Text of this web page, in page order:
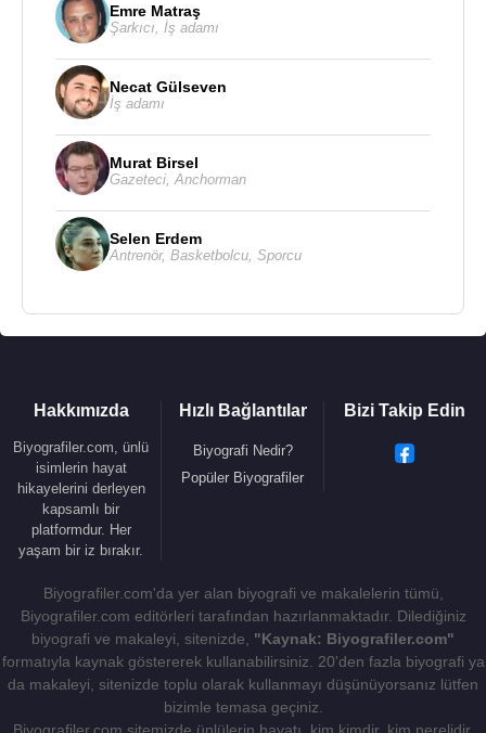
Emre Matraş
Şarkıcı İş adamı
Necat Gülseven
İş adamı
Murat Birsel
Gazeteci Anchorman
Selen Erdem
Antrenör, Basketbolcu Sporcu
Hakkımızda
Biyografiler.com, ünlü
isimlerin hayat
hikayelerini derleyen
kapsamlı bir
platformdur. Her
yaşam bir iz bırakır.
Hızlı Bağlantılar
Biyografi Nedir?
Popüler Biyografiler
Bizi Takip Edin
Biyografiler.com'da yer alan biyografi ve makalelerin tümü,
Biyografiler.com editörleri tarafından hazırlanmaktadır. Dilediğiniz
biyografi ve makaleyi, sitenizde, "Kaynak: Biyografiler.com"
formatıyla kaynak göstererek kullanabilirsiniz. 20'den fazla biyografi ya
da makaleyi, sitenizde toplu olarak kullanmayı düşünüyorsanız lütfen
bizimle temasa geçiniz.